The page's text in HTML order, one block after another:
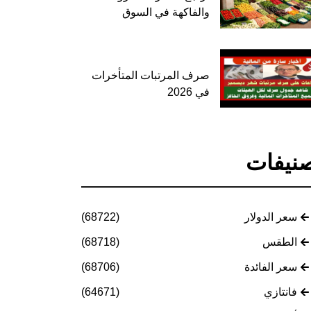
والفاكهة في السوق
صرف المرتبات المتأخرات
في 2026
سعر الدولار (68722)
الطقس (68718)
سعر الفائدة (68706)
فانتازي (64671)